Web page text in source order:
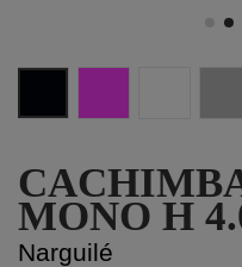
MONO H
Narguilé